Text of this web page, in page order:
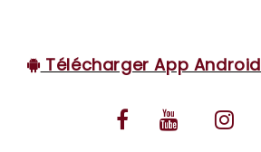
VOS AVIS
MENTIONS LÉGALES
Télécharger App Android